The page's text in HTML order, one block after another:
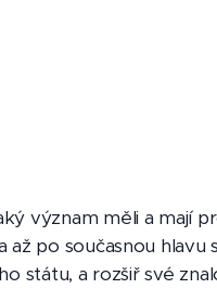
význam měli a mají
po současnou
státu, a rozšiř své